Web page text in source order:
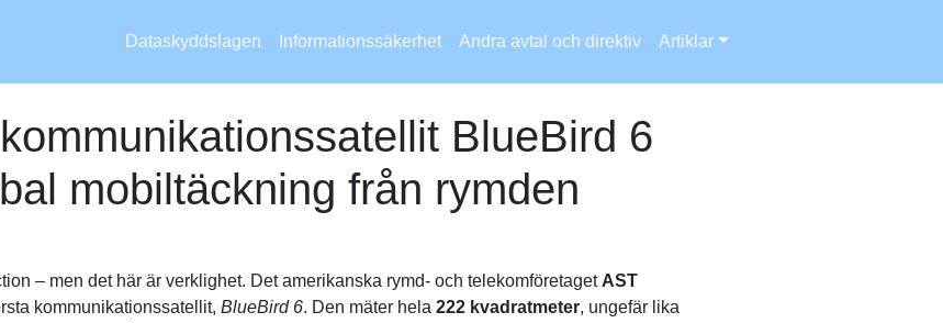
Dataskyddslagen Informationssäkerhet Andra avtal och direktiv Artiklar
BlueBird 6
mobiltäckning från rymden
– men det här är verklighet. Det amerikanska rymd- och telekomföretaget AST
kommunikationssatellit, BlueBird 6. Den mäter hela 222 kvadratmeter, ungefär lika